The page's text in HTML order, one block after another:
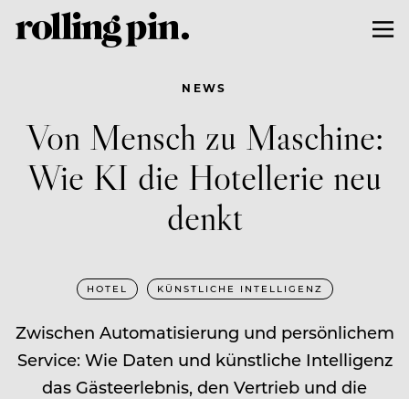
NEWS
Von Mensch zu Maschine:
Wie KI die Hotellerie neu
denkt
HOTEL KÜNSTLICHE INTELLIGENZ
Zwischen Automatisierung und persönlichem
Service: Wie Daten und künstliche Intelligenz
das Gästeerlebnis, den Vertrieb und die